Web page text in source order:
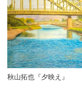
秋山拓也『夕映え』